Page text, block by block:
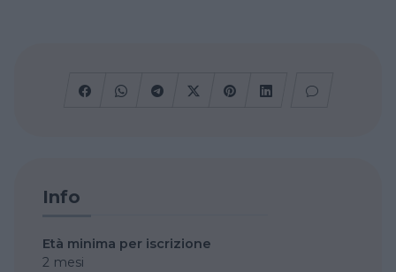
Info
Età minima per iscrizione
2 mesi